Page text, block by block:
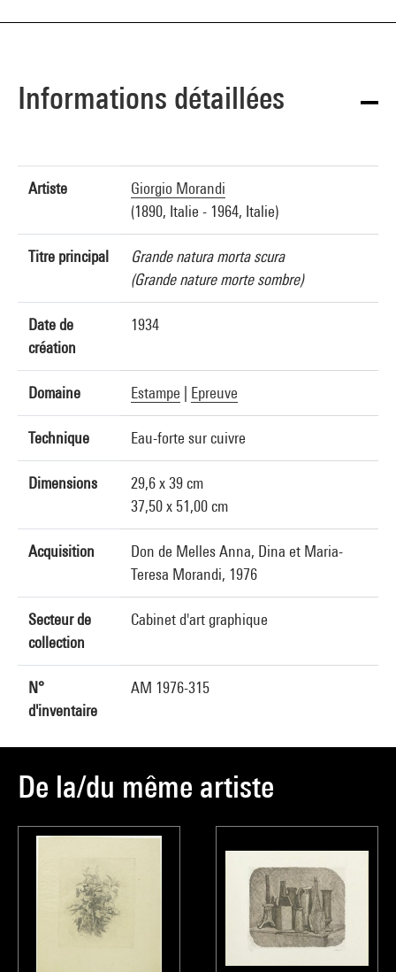
Informations détaillées
Artiste
Giorgio Morandi
(1890, Italie - 1964, Italie)
Titre principal
Grande natura morta scura
(Grande nature morte sombre)
Date de
création
1934
Domaine Estampe Epreuve
Technique Eau-forte sur cuivre
Dimensions
29,6 x 39 cm
37,50 x 51,00 cm
Acquisition
Don de Melles Anna, Dina et Maria-
Teresa Morandi, 1976
Secteur de
collection
Cabinet d'art graphique
N°
d'inventaire
AM 1976-315
De la/du même artiste